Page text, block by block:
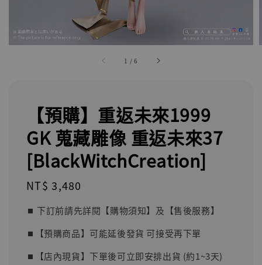
1 /6
【預購】重返未來1999
GK 蒐藏雕像 重返未來37
[BlackWitchCreation]
Regular
NT$ 3,480
⏹︎ 下訂前請先詳閱【購物須知】及【售後服務】
⏹︎【預購商品】可能延後發貨 可接受再下單
⏹︎【店內現貨】下單後可立即安排出貨 (約1~3天)